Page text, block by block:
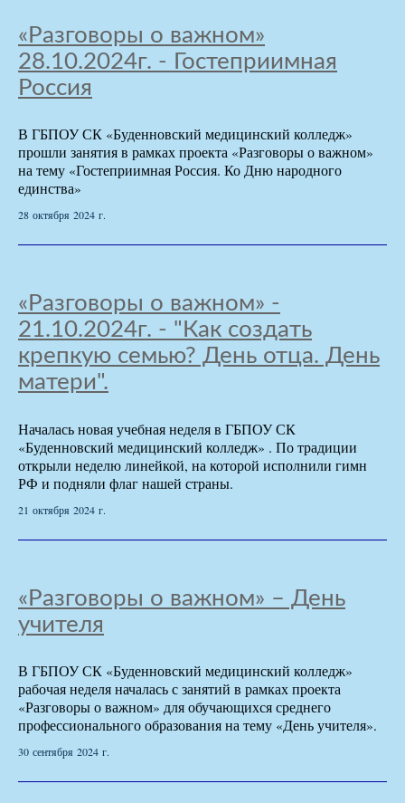
«Разговоры о важном»
28.10.2024г. - Гостеприимная
Россия
В ГБПОУ СК «Буденновский медицинский колледж»
прошли занятия в рамках проекта «Разговоры о важном»
на тему «Гостеприимная Россия. Ко Дню народного
единства»
28 октября 2024 г.
«Разговоры о важном» -
21.10.2024г. - "Как создать
крепкую семью? День отца. День
матери".
Началась новая учебная неделя в ГБПОУ СК
«Буденновский медицинский колледж» . По традиции
открыли неделю линейкой, на которой исполнили гимн
РФ и подняли флаг нашей страны.
21 октября 2024 г.
«Разговоры о важном» – День
учителя
В ГБПОУ СК «Буденновский медицинский колледж»
рабочая неделя началась с занятий в рамках проекта
«Разговоры о важном» для обучающихся среднего
профессионального образования на тему «День учителя».
30 сентября 2024 г.